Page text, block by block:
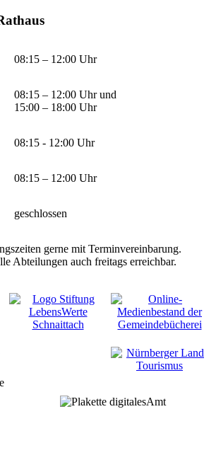
08:15 – 12:00 Uhr
08:15 – 12:00 Uhr und
15:00 – 18:00 Uhr
08:15 - 12:00 Uhr
08:15 – 12:00 Uhr
geschlossen
gerne mit Terminvereinbarung.
Abteilungen auch freitags erreichbar.